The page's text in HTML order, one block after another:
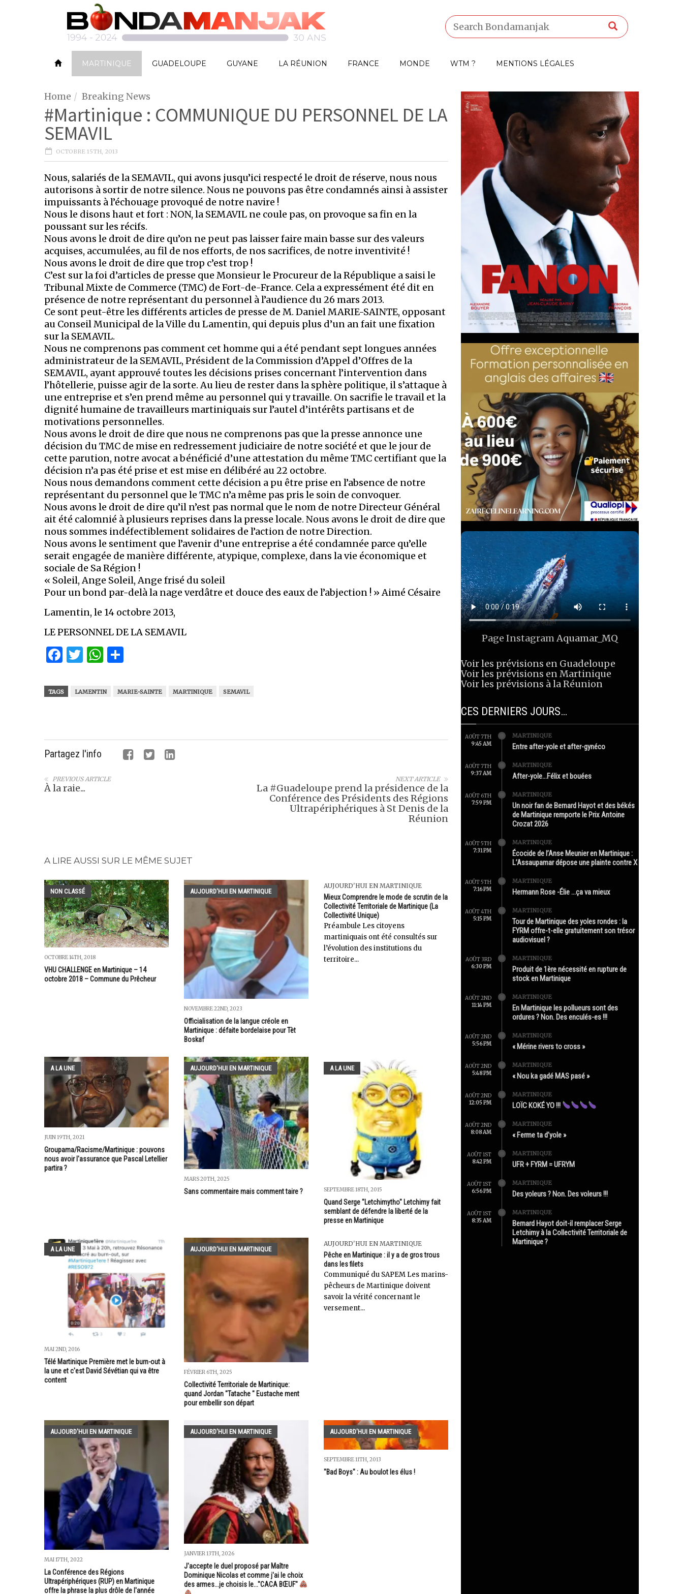
MARTINIQUE GUADELOUPE GUYANE LA RÉUNION FRANCE MONDE WTM ? MENTIONS LÉGALES
Home Breaking News
#Martinique : COMMUNIQUE DU PERSONNEL DE LA
SEMAVIL
OCTOBRE 15TH, 2013
Nous, salariés de la SEMAVIL, qui avons jusqu’ici respecté le droit de réserve, nous nous
autorisons à sortir de notre silence. Nous ne pouvons pas être condamnés ainsi à assister
impuissants à l’échouage provoqué de notre navire !
Nous le disons haut et fort : NON, la SEMAVIL ne coule pas, on provoque sa fin en la
poussant sur les récifs.
Nous avons le droit de dire qu’on ne peut pas laisser faire main basse sur des valeurs
acquises, accumulées, au fil de nos efforts, de nos sacrifices, de notre inventivité !
Nous avons le droit de dire que trop c’est trop !
C’est sur la foi d’articles de presse que Monsieur le Procureur de la République a saisi le
Tribunal Mixte de Commerce (TMC) de Fort-de-France. Cela a expressément été dit en
présence de notre représentant du personnel à l’audience du 26 mars 2013.
Ce sont peut-être les différents articles de presse de M. Daniel MARIE-SAINTE, opposant
au Conseil Municipal de la Ville du Lamentin, qui depuis plus d’un an fait une fixation
sur la SEMAVIL.
Nous ne comprenons pas comment cet homme qui a été pendant sept longues années
administrateur de la SEMAVIL, Président de la Commission d’Appel d’Offres de la
SEMAVIL, ayant approuvé toutes les décisions prises concernant l’intervention dans
l’hôtellerie, puisse agir de la sorte. Au lieu de rester dans la sphère politique, il s’attaque à
une entreprise et s’en prend même au personnel qui y travaille. On sacrifie le travail et la
dignité humaine de travailleurs martiniquais sur l’autel d’intérêts partisans et de
motivations personnelles.
Nous avons le droit de dire que nous ne comprenons pas que la presse annonce une
décision du TMC de mise en redressement judiciaire de notre société et que le jour de
cette parution, notre avocat a bénéficié d’une attestation du même TMC certifiant que la
décision n’a pas été prise et est mise en délibéré au 22 octobre.
Nous nous demandons comment cette décision a pu être prise en l’absence de notre
représentant du personnel que le TMC n’a même pas pris le soin de convoquer.
Nous avons le droit de dire qu’il n’est pas normal que le nom de notre Directeur Général
ait été calomnié à plusieurs reprises dans la presse locale. Nous avons le droit de dire que
nous sommes indéfectiblement solidaires de l’action de notre Direction.
Nous avons le sentiment que l’avenir d’une entreprise a été condamnée parce qu’elle
serait engagée de manière différente, atypique, complexe, dans la vie économique et
sociale de Sa Région !
« Soleil, Ange Soleil, Ange frisé du soleil
Pour un bond par-delà la nage verdâtre et douce des eaux de l’abjection ! » Aimé Césaire
Lamentin, le 14 octobre 2013,
LE PERSONNEL DE LA SEMAVIL
Facebook
Twitter
WhatsApp
TAGS LAMENTIN MARIE-SAINTE MARTINIQUE SEMAVIL
Partagez l'info
NEXT ARTICLE
La #Guadeloupe prend la présidence de la
Conférence des Présidents des Régions
Ultrapériphériques à St Denis de la
Réunion
PREVIOUS ARTICLE
À la raie...
A LIRE AUSSI SUR LE MÊME SUJET
NON CLASSÉ
OCTOBRE 14TH, 2018
VHU CHALLENGE en Martinique – 14
octobre 2018 – Commune du Prêcheur
AUJOURD'HUI EN MARTINIQUE
NOVEMBRE 22ND, 2023
Officialisation de la langue créole en
Martinique : défaite bordelaise pour Tèt
Boskaf
AUJOURD'HUI EN MARTINIQUE
Mieux Comprendre le mode de scrutin de la
Collectivité Territoriale de Martinique (La
Collectivité Unique)
Préambule Les citoyens
martiniquais ont été consultés sur
l’évolution des institutions du
territoire...
A LA UNE
JUIN 19TH, 2021
Groupama/Racisme/Martinique : pouvons
nous avoir l'assurance que Pascal Letellier
partira ?
AUJOURD'HUI EN MARTINIQUE
MARS 20TH, 2025
Sans commentaire mais comment taire ?
A LA UNE
SEPTEMBRE 18TH, 2015
Quand Serge "Letchimytho" Letchimy fait
semblant de défendre la liberté de la
presse en Martinique
A LA UNE
MAI 2ND, 2016
Télé Martinique Première met le burn-out à
la une et c'est David Sévétian qui va être
content
AUJOURD'HUI EN MARTINIQUE
FÉVRIER 6TH, 2025
Collectivité Territoriale de Martinique:
quand Jordan "Tatache " Eustache ment
pour embellir son départ
AUJOURD'HUI EN MARTINIQUE
Pêche en Martinique : il y a de gros trous
dans les filets
Communiqué du SAPEM Les marins-
pêcheurs de Martinique doivent
savoir la vérité concernant le
versement...
AUJOURD'HUI EN MARTINIQUE
MAI 17TH, 2022
La Conférence des Régions
Ultrapériphériques (RUP) en Martinique
offre la phrase la plus drôle de l'année
AUJOURD'HUI EN MARTINIQUE
JANVIER 13TH, 2026
J'accepte le duel proposé par Maître
Dominique Nicolas et comme j'ai le choix
des armes...je choisis le..."CACA BŒUF"
AUJOURD'HUI EN MARTINIQUE
SEPTEMBRE 11TH, 2013
"Bad Boys" : Au boulot les élus !
Page InstagramAquamar_MQ
Voir les prévisions en Guadeloupe
Voir les prévisions en Martinique
Voir les prévisions à la Réunion
CES DERNIERS JOURS…
AOÛT 7TH
9:45 AM
MARTINIQUE
Entre after-yole et after-gynéco
AOÛT 7TH
9:37 AM
MARTINIQUE
After-yole…Félix et bouées
AOÛT 6TH
7:59 PM
MARTINIQUE
Un noir fan de Bernard Hayot et des békés
de Martinique remporte le Prix Antoine
Crozat 2026
AOÛT 5TH
7:31 PM
MARTINIQUE
Écocide de l’Anse Meunier en Martinique :
L’Assaupamar dépose une plainte contre X
AOÛT 5TH
7:16 PM
MARTINIQUE
Hermann Rose -Élie …ça va mieux
AOÛT 4TH
5:15 PM
MARTINIQUE
Tour de Martinique des yoles rondes : la
FYRM offre-t-elle gratuitement son trésor
audiovisuel ?
AOÛT 3RD
6:30 PM
MARTINIQUE
Produit de 1ère nécessité en rupture de
stock en Martinique
AOÛT 2ND
11:14 PM
MARTINIQUE
En Martinique les pollueurs sont des
ordures ? Non. Des enculés-es !!!
AOÛT 2ND
5:56 PM
MARTINIQUE
« Mérine rivers to cross »
AOÛT 2ND
5:48 PM
MARTINIQUE
« Nou ka gadé MAS pasé »
AOÛT 2ND
12:05 PM
MARTINIQUE
LOÏC KOKÉ YO !!!
AOÛT 2ND
8:08 AM
MARTINIQUE
« Ferme ta d’yole »
AOÛT 1ST
8:42 PM
MARTINIQUE
UFR + FYRM = UFRYM
AOÛT 1ST
6:56 PM
MARTINIQUE
Des yoleurs ? Non. Des voleurs !!!
AOÛT 1ST
8:35 AM
MARTINIQUE
Bernard Hayot doit-il remplacer Serge
Letchimy à la Collectivité Territoriale de
Martinique ?